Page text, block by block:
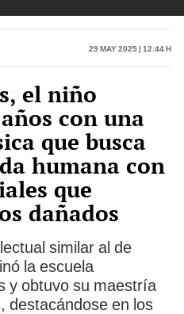
| Sin Guion con
María Palacios
29 May 2025 | 12:44 h
el niño
con una
que busca
humana con
que
dañados
similar al de
la escuela
y obtuvo su maestría
destacándose en los